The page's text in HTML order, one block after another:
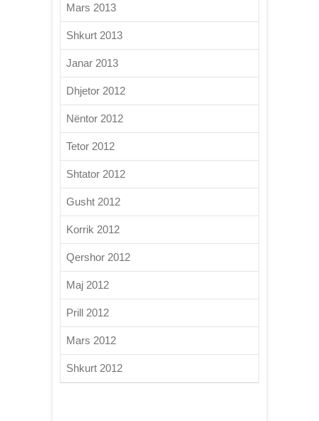
Mars 2013
Shkurt 2013
Janar 2013
Dhjetor 2012
Nëntor 2012
Tetor 2012
Shtator 2012
Gusht 2012
Korrik 2012
Qershor 2012
Maj 2012
Prill 2012
Mars 2012
Shkurt 2012